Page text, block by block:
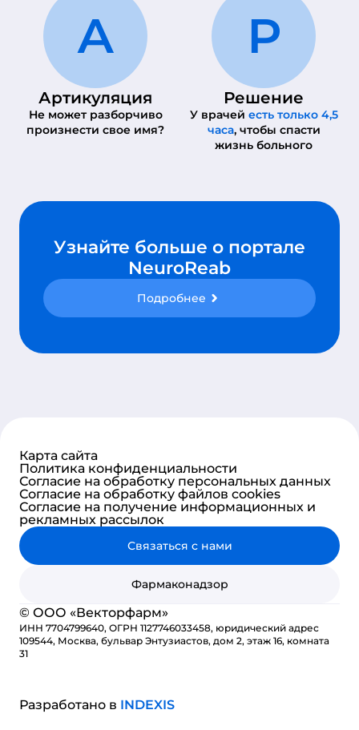
А
Артикуляция
Не может разборчиво
произнести свое имя?
Р
Решение
У врачей есть только 4,5
часа, чтобы спасти
жизнь больного
Узнайте больше о портале
NeuroReab
Подробнее
Карта сайта
Политика конфиденциальности
Согласие на обработку персональных данных
Согласие на обработку файлов cookies
Согласие на получение информационных и
рекламных рассылок
Связаться с нами
Фармаконадзор
© ООО «Векторфарм»
ИНН 7704799640, ОГРН 1127746033458, юридический адрес
109544, Москва, бульвар Энтузиастов, дом 2, этаж 16, комната
31
Разработано в INDEXIS